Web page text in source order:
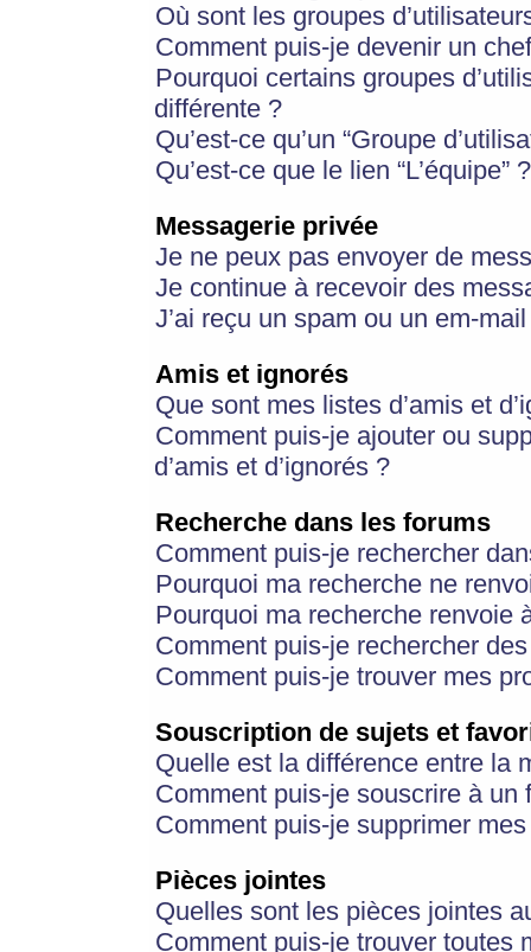
Où sont les groupes
Comment puis-je devenir un
Pourquoi certains groupes
différente ?
Qu’est-ce qu’un “Groupe
Qu’est-ce que le lien “L’équipe” ?
Messagerie privée
Je ne peux pas envoyer de
Je continue à recevoir des
J’ai reçu un spam ou un em-
Amis et ignorés
Que sont mes listes d’amis et
Comment puis-je ajouter ou
d’amis et d’ignorés ?
Recherche dans les forums
Comment puis-je rechercher
Pourquoi ma recherche ne
Pourquoi ma recherche renvoie
Comment puis-je rechercher
Comment puis-je trouver mes
Souscription de sujets et
Quelle est la différence entre la
Comment puis-je souscrire à
Comment puis-je supprimer
Pièces jointes
Quelles sont les pièces jointes
Comment puis-je trouver toutes